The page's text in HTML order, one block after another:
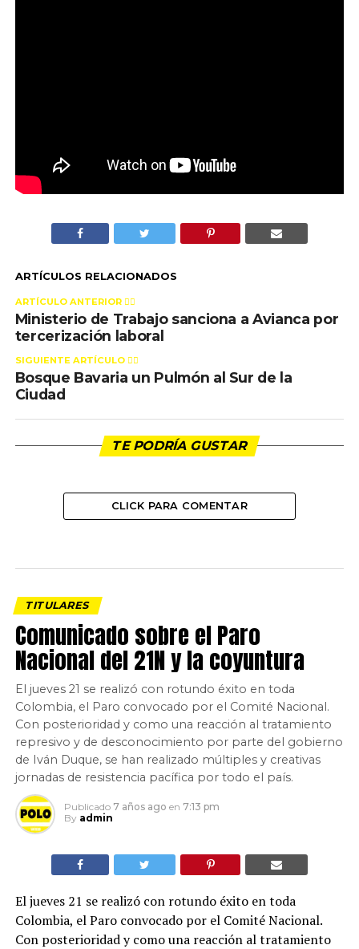
ARTÍCULOS RELACIONADOS
ARTÍCULO ANTERIOR 👉🏻
Ministerio de Trabajo sanciona a Avianca por
tercerización laboral
SIGUIENTE ARTÍCULO 👈🏻
Bosque Bavaria un Pulmón al Sur de la
Ciudad
TE PODRÍA GUSTAR
CLICK PARA COMENTAR
TITULARES
Comunicado sobre el Paro
Nacional del 21N y la coyuntura
El jueves 21 se realizó con rotundo éxito en toda
Colombia, el Paro convocado por el Comité Nacional.
Con posterioridad y como una reacción al tratamiento
represivo y de desconocimiento por parte del gobierno
de Iván Duque, se han realizado múltiples y creativas
jornadas de resistencia pacífica por todo el país.
Publicado 7 años ago en 7:13 pm
By admin
El jueves 21 se realizó con rotundo éxito en toda
Colombia, el Paro convocado por el Comité Nacional.
Con posterioridad y como una reacción al tratamiento